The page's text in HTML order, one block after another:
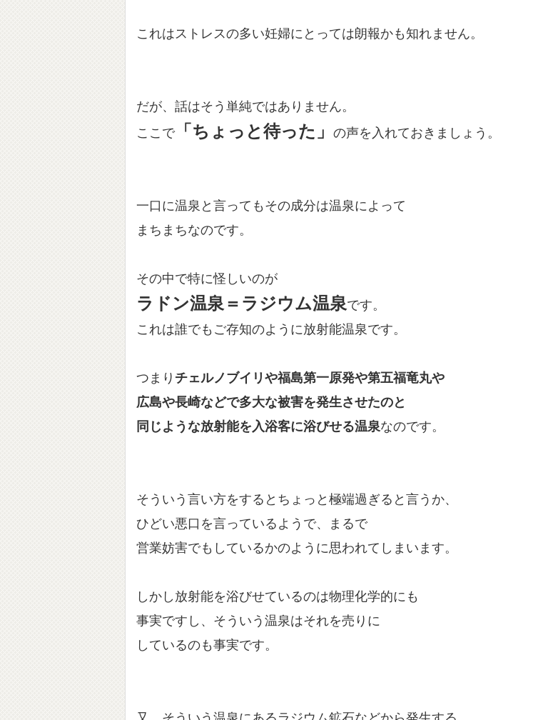
これはストレスの多い妊婦にとっては朗報かも知れません。
だが、話はそう単純ではありません。
ここで「ちょっと待った」 の声を入れておきましょう。
一口に温泉と言ってもその成分は温泉によって
まちまちなのです。
その中で特に怪しいのが
ラドン温泉＝ラジウム温泉です。
これは誰でもご存知のように放射能温泉です。
つまり チェルノブイリや福島第一原発や第五福竜丸や
広島や長崎などで多大な被害を発生させたのと
同じような放射能を入浴客に浴びせる温泉なのです。
そういう言い方をするとちょっと極端過ぎると言うか、
ひどい悪口を言っているようで、まるで
営業妨害でもしているかのように思われてしまいます。
しかし放射能を浴びせているのは物理化学的にも
事実ですし、そういう温泉はそれを売りに
しているのも事実です。